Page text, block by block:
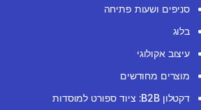
סניפים ושעות פתיחה
בלוג
עיצוב אקולוגי
מוצרים מחודשים
דקטלון B2B: ציוד ספורט למוסדות